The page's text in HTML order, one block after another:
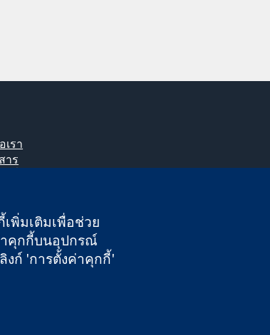
เรา
าร
Library
ส์ หมายเลขจดทะเบียนภาษีมูลค่าเพิ่ม GB 718 2127 49
เพิ่มเติมเพื่อช่วย
าคุกกี้บนอุปกรณ์
ก์ 'การตั้งค่าคุกกี้'